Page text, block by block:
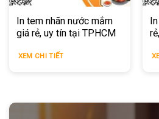
In tem nhãn nước mắm
giá rẻ, uy tín tại TPHCM
XEM CHI TIẾT